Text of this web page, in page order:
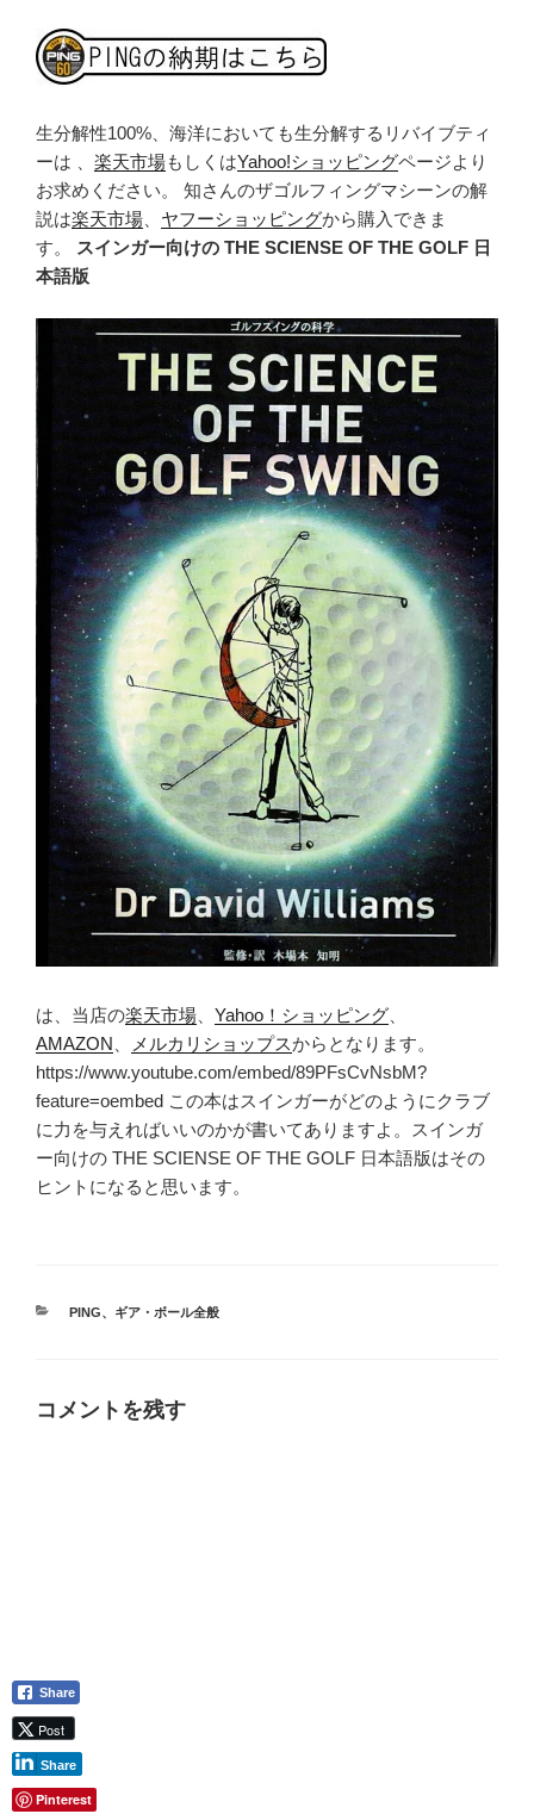
生分解性100%、海洋においても生分解するリバイブティ
ーは 、 楽天市場もしくはYahoo!ショッピングページより
お求めください。 知さんのザゴルフィングマシーンの解
説は楽天市場 ヤフーショッピングから購入できま
す。
スインガー向けの THE SCIENSE OF THE GOLF 日
本語版
は、当店の楽天市場 Yahoo！ショッピング
AMAZON
メルカリショップスからとなります。
https://www.youtube.com/embed/89PFsCvNsbM?
feature=oembed この本はスインガーがどのようにクラブ
に力を与えればいいのかが書いてありますよ。スインガ
ー向けの THE SCIENSE OF THE GOLF 日本語版はその
ヒントになると思います。
カ
PING、 ギア・ボール全般
コメントを残す
Share
Post
Share
Pinterest